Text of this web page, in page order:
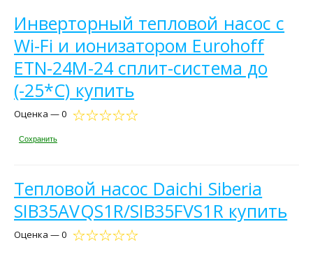
Инверторный тепловой насос c
Wi-Fi и ионизатором Eurohoff
ETN-24M-24 сплит-система до
(-25*С) купить
Оценка — 0
Сохранить
Тепловой насос Daichi Siberia
SIB35AVQS1R/SIB35FVS1R купить
Оценка — 0